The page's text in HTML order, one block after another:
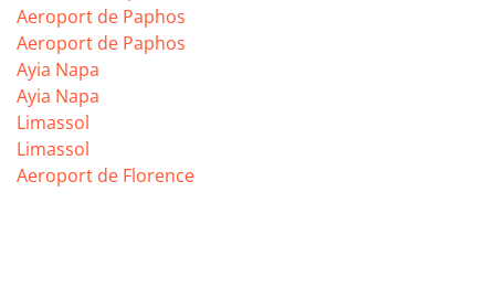
Aeroport de Paphos
Aeroport de Paphos
Ayia Napa
Ayia Napa
Limassol
Limassol
Aeroport de Florence